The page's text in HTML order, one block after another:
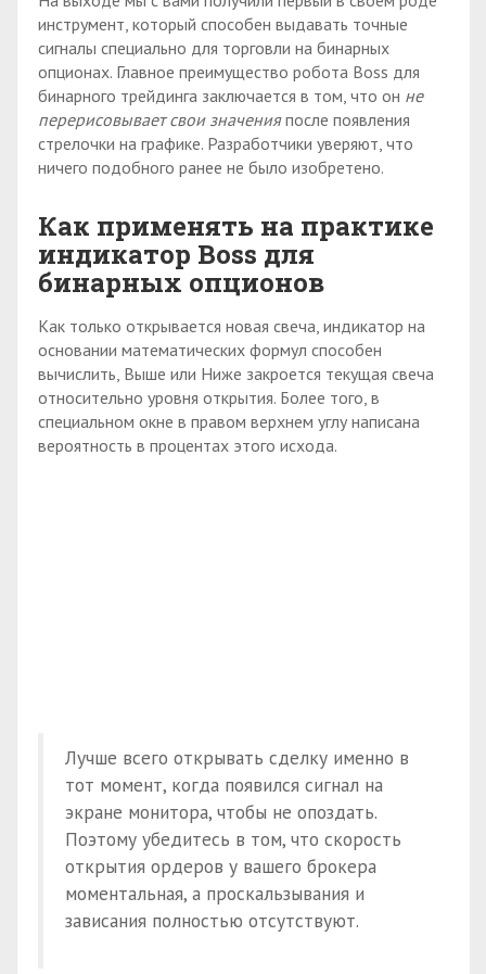
инструмент, который способен выдавать точные
сигналы специально для торговли на бинарных
опционах. Главное преимущество робота Boss для
бинарного трейдинга заключается в том, что он не
перерисовывает свои значенияпосле появления
стрелочки на графике. Разработчики уверяют, что
ничего подобного ранее не было изобретено.
Как применять на практике
индикатор Boss для
бинарных опционов
Как только открывается новая свеча, индикатор на
основании математических формул способен
вычислить, Выше или Ниже закроется текущая свеча
относительно уровня открытия. Более того, в
специальном окне в правом верхнем углу написана
вероятность в процентах этого исхода.
Лучше всего открывать сделку именно в
тот момент, когда появился сигнал на
экране монитора, чтобы не опоздать.
Поэтому убедитесь в том, что скорость
открытия ордеров у вашего брокера
моментальная, а проскальзывания и
зависания полностью отсутствуют.